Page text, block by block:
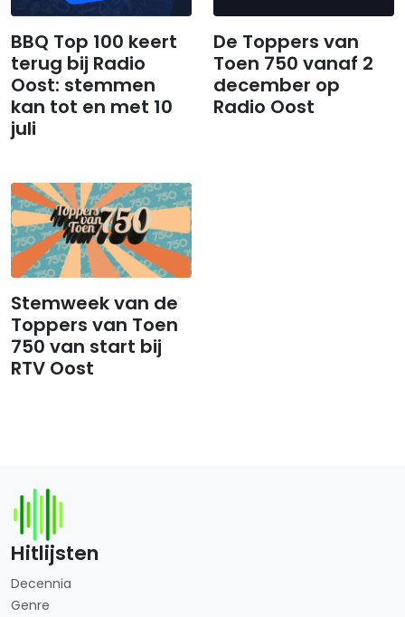
BBQ Top 100 keert
terug bij Radio
Oost: stemmen
kan tot en met 10
juli
De Toppers van
Toen 750 vanaf 2
december op
Radio Oost
Stemweek van de
Toppers van Toen
750 van start bij
RTV Oost
Hitlijsten
Decennia
Genre